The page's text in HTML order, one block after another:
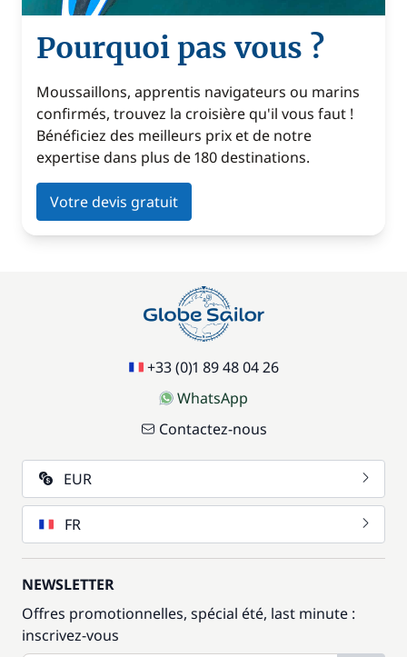
Pourquoi pas vous ?
Moussaillons, apprentis navigateurs ou marins
confirmés, trouvez la croisière qu'il vous faut !
Bénéficiez des meilleurs prix et de notre
expertise dans plus de 180 destinations.
Votre devis gratuit
+33 (0)1 89 48 04 26
WhatsApp
Contactez-nous
EUR
FR
NEWSLETTER
Offres promotionnelles, spécial été, last minute :
inscrivez-vous